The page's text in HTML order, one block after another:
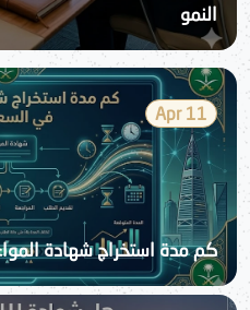
النمو
11 Apr
كم مدة استخراج شهادة